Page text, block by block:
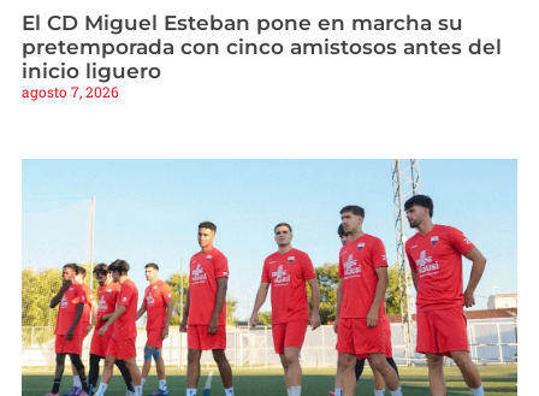
El CD Miguel Esteban pone en marcha su
pretemporada con cinco amistosos antes del
inicio liguero
agosto 7, 2026